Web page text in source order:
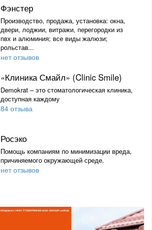
Фэнстер
Производство, продажа, установка: окна,
двери, лоджии, витражи, перегородки из
пвх и алюминия; все виды жалюзи;
рольстав...
нет отзывов
«Клиника Смайл» (Clinic Smile)
Demokrat – это стоматологическая клиника,
доступная каждому
84 отзыва
Росэко
Помощь компаниям по минимизации вреда,
причиняемого окружающей среде.
нет отзывов